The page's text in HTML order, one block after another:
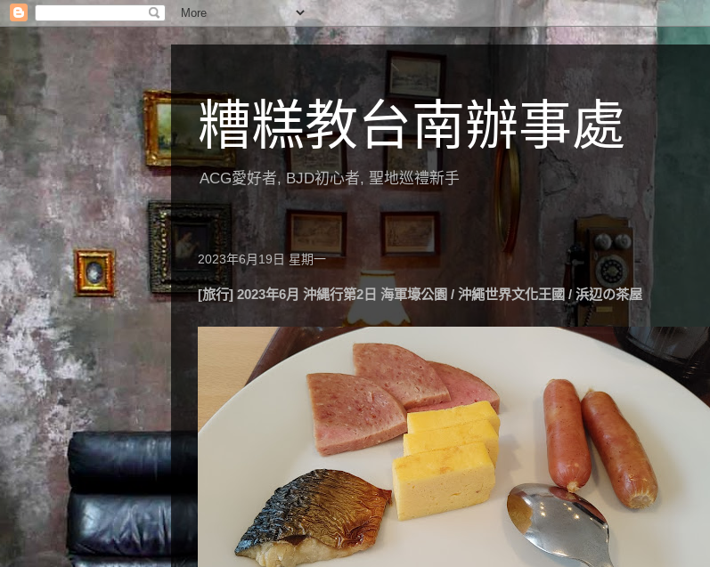
糟糕教台南辦事處
ACG愛好者, BJD初心者, 聖地巡禮新手
2023年6月19日 星期一
[旅行] 2023年6月 沖縄行第2日 海軍壕公園 / 沖繩世界文化王國 / 浜辺の茶屋